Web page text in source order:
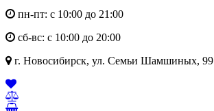
пн-пт: с 10:00 до 21:00
сб-вс: с 10:00 до 20:00
г. Новосибирск, ул. Семьи Шамшиных, 99